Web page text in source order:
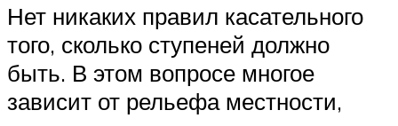
Нет никаких правил касательного
того, сколько ступеней должно
быть. В этом вопросе многое
зависит от рельефа местности,